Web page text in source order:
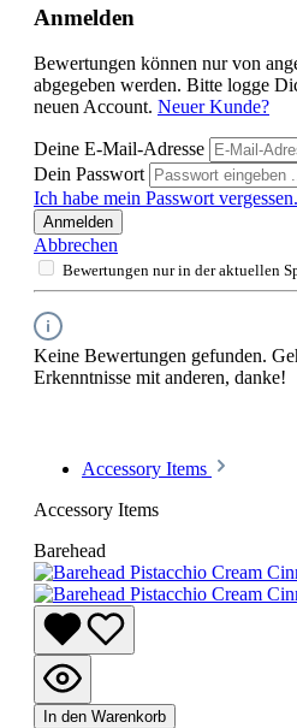
Anmelden
Bewertungen können nur von
abgegeben werden. Bitte logge
neuen Account. Neuer Kunde?
Deine E-Mail-Adresse
Dein Passwort
Ich habe mein Passwort vergessen.
Anmelden
Abbrechen
Bewertungen nur in der aktuellen
Keine Bewertungen gefunden.
Erkenntnisse mit anderen, danke!
Accessory Items
Accessory Items
Barehead
In den Warenkorb